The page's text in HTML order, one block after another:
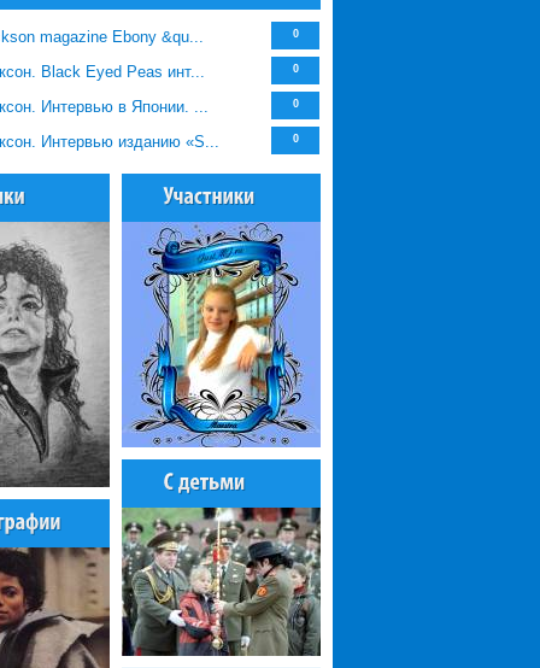
magazine Ebony &qu... 0
Black Eyed Peas инт... 0
Интервью в Японии. ... 0
Интервью изданию «S... 0